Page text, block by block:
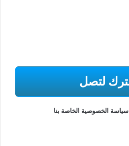
سياسة الخصوصية الخاصة بنا